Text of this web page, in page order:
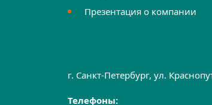
Презентация о компании
г. Санкт-Петербург, ул.
Телефоны: